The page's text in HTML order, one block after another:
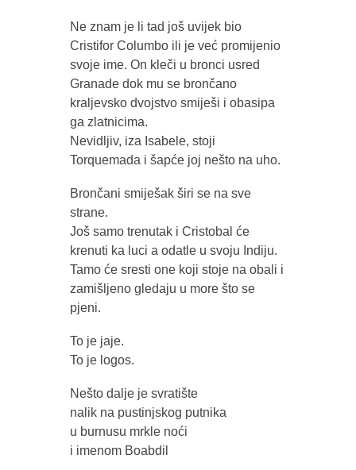
Ne znam je li tad još uvijek bio
Cristifor Columbo ili je već promijenio
svoje ime. On kleči u bronci usred
Granade dok mu se brončano
kraljevsko dvojstvo smiješi i obasipa
ga zlatnicima.
Nevidljiv, iza Isabele, stoji
Torquemada i šapće joj nešto na uho.
Brončani smiješak širi se na sve
strane.
Još samo trenutak i Cristobal će
krenuti ka luci a odatle u svoju Indiju.
Tamo će sresti one koji stoje na obali i
zamišljeno gledaju u more što se
pjeni.
To je jaje.
To je logos.
Nešto dalje je svratište
nalik na pustinjskog putnika
u burnusu mrkle noći
i imenom Boabdil